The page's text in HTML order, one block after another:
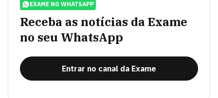
EXAME NO WHATSAPP
Receba as notícias da Exame
no seu WhatsApp
Entrar no canal da Exame